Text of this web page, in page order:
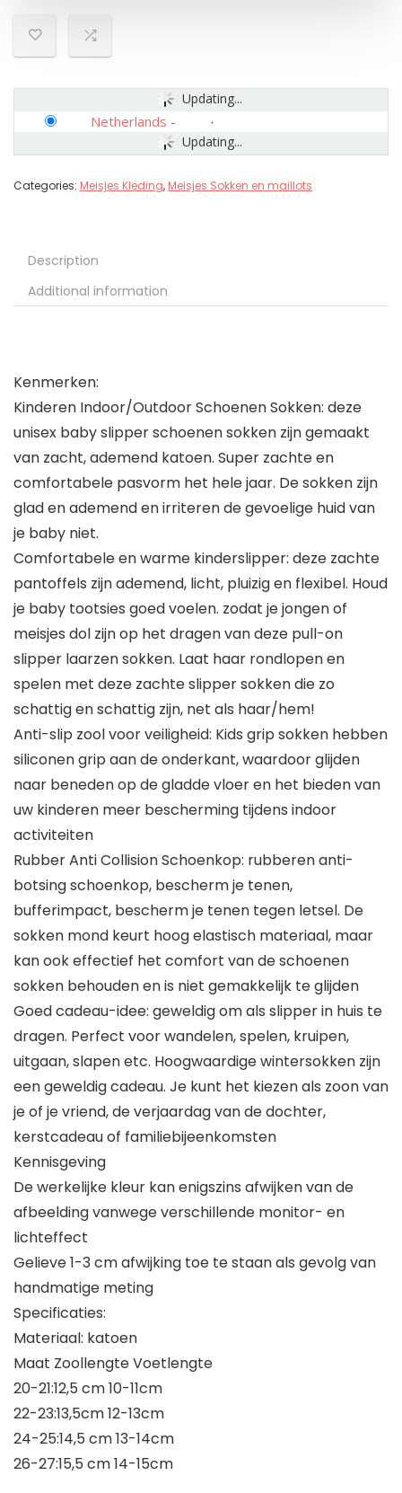
Updating...
Updating...
Netherlands -
Categories: Meisjes Kleding, Meisjes Sokken en maillots
Description
Additional information
Kenmerken:
Kinderen Indoor/Outdoor Schoenen Sokken: deze
unisex baby slipper schoenen sokken zijn gemaakt
van zacht, ademend katoen. Super zachte en
comfortabele pasvorm het hele jaar. De sokken zijn
glad en ademend en irriteren de gevoelige huid van
je baby niet.
Comfortabele en warme kinderslipper: deze zachte
pantoffels zijn ademend, licht, pluizig en flexibel. Houd
je baby tootsies goed voelen. zodat je jongen of
meisjes dol zijn op het dragen van deze pull-on
slipper laarzen sokken. Laat haar rondlopen en
spelen met deze zachte slipper sokken die zo
schattig en schattig zijn, net als haar/hem!
Anti-slip zool voor veiligheid: Kids grip sokken hebben
siliconen grip aan de onderkant, waardoor glijden
naar beneden op de gladde vloer en het bieden van
uw kinderen meer bescherming tijdens indoor
activiteiten
Rubber Anti Collision Schoenkop: rubberen anti-
botsing schoenkop, bescherm je tenen,
bufferimpact, bescherm je tenen tegen letsel. De
sokken mond keurt hoog elastisch materiaal, maar
kan ook effectief het comfort van de schoenen
sokken behouden en is niet gemakkelijk te glijden
Goed cadeau-idee: geweldig om als slipper in huis te
dragen. Perfect voor wandelen, spelen, kruipen,
uitgaan, slapen etc. Hoogwaardige wintersokken zijn
een geweldig cadeau. Je kunt het kiezen als zoon van
je of je vriend, de verjaardag van de dochter,
kerstcadeau of familiebijeenkomsten
Kennisgeving
De werkelijke kleur kan enigszins afwijken van de
afbeelding vanwege verschillende monitor- en
lichteffect
Gelieve 1-3 cm afwijking toe te staan als gevolg van
handmatige meting
Specificaties:
Materiaal: katoen
Maat Zoollengte Voetlengte
20-21:12,5 cm 10-11cm
22-23:13,5cm 12-13cm
24-25:14,5 cm 13-14cm
26-27:15,5 cm 14-15cm